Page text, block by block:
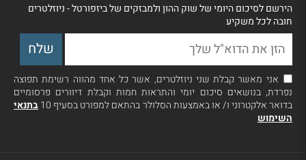
הירשם לסיכום היומי של שוק ההון ולמבזקים של ביזפורטל - ניוזלטרים
חובה לכל משקיע
אני מאשר קבלת שני ניוזלטרים, אשר כל אחד מהווה רשימת תפוצה
נפרדת, בנושאים סיכום יומי והתראות חמות וקבלת דיוורים פרסומיים
בדואר אלקטרוני ו/ או באמצעות הסלולר בהתאם למפורט בסעיף 10
בתנאי
השימוש